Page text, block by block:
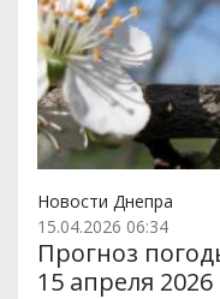
Новости Днепра
15.04.2026 06:34
Прогноз
15 апреля 2026